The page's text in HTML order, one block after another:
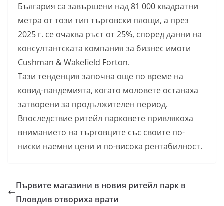
България са завършени над 81 000 квадратни
метра от този тип търговски площи, а през
2025 г. се очаква ръст от 25%, според данни на
консултантската компания за бизнес имоти
Cushman & Wakefield Forton.
Тази тенденция започна още по време на
ковид-пандемията, когато моловете останаха
затворени за продължителен период.
Впоследствие ритейл парковете привлякоха
вниманието на търговците със своите по-
ниски наемни цени и по-висока рентабилност.
Първите магазини в новия ритейл парк в
Пловдив отвориха врати